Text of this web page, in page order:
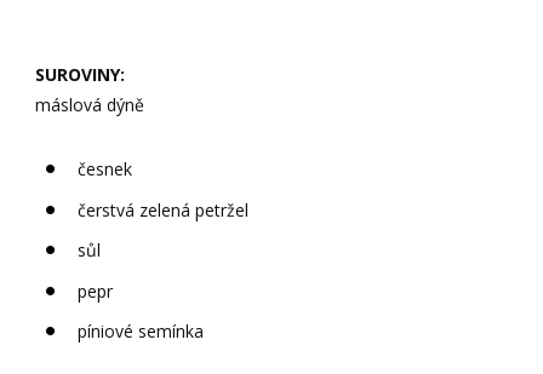
SUROVINY:
máslová dýně
česnek
čerstvá zelená petržel
sůl
pepr
píniové semínka